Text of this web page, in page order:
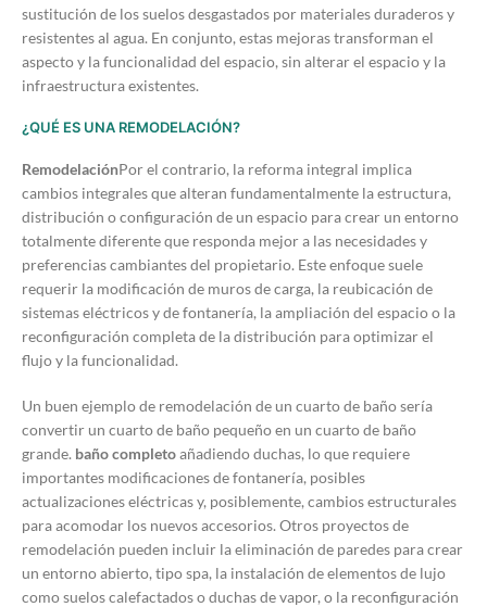
sustitución de los suelos desgastados por materiales duraderos y
resistentes al agua. En conjunto, estas mejoras transforman el
aspecto y la funcionalidad del espacio, sin alterar el espacio y la
infraestructura existentes.
¿QUÉ ES UNA REMODELACIÓN?
RemodelaciónPor el contrario, la reforma integral implica
cambios integrales que alteran fundamentalmente la estructura,
distribución o configuración de un espacio para crear un entorno
totalmente diferente que responda mejor a las necesidades y
preferencias cambiantes del propietario. Este enfoque suele
requerir la modificación de muros de carga, la reubicación de
sistemas eléctricos y de fontanería, la ampliación del espacio o la
reconfiguración completa de la distribución para optimizar el
flujo y la funcionalidad.
Un buen ejemplo de remodelación de un cuarto de baño sería
convertir un cuarto de baño pequeño en un cuarto de baño
grande. baño completoañadiendo duchas, lo que requiere
importantes modificaciones de fontanería, posibles
actualizaciones eléctricas y, posiblemente, cambios estructurales
para acomodar los nuevos accesorios. Otros proyectos de
remodelación pueden incluir la eliminación de paredes para crear
un entorno abierto, tipo spa, la instalación de elementos de lujo
como suelos calefactados o duchas de vapor, o la reconfiguración